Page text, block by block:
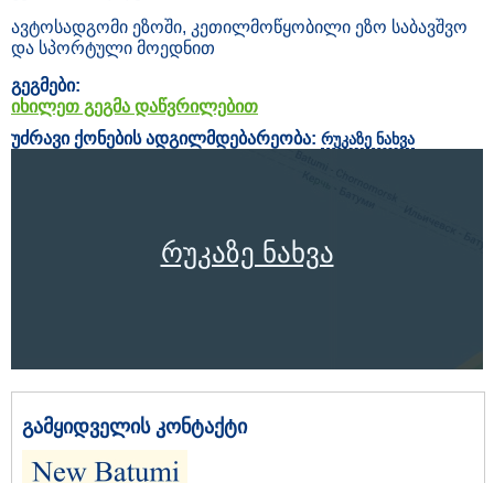
ავტოსადგომი ეზოში, კეთილმოწყობილი ეზო საბავშვო
და სპორტული მოედნით
გეგმები:
იხილეთ გეგმა დაწვრილებით
უძრავი ქონების ადგილმდებარეობა: რუკაზე ნახვა
რუკაზე ნახვა
გამყიდველის კონტაქტი